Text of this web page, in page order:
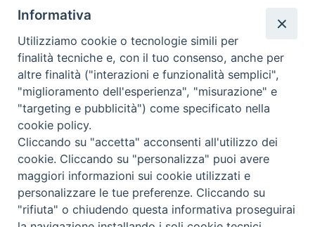
via Bonporti, 20 – 35141 Padova
tel: +39 351 619 2354
e mail:ufficiovocazionipadova@gmail.com
sede: Casa Sant'Andrea
via Valmarana, 20 – 35133 Padova
instagram:@casasantandreapadova
e mail:casasantandreapadova@gmail.com
Copyright© ChiesadiPadova2022 Privacy Policy
Informativa
Utilizziamo cookie o tecnologie simili per
finalità tecniche e, con il tuo consenso, anche per
altre finalità ("interazioni e funzionalità semplici",
"miglioramento dell'esperienza", "misurazione" e
"targeting e pubblicità") come specificato nella
cookie policy.
Cliccando su "accetta" acconsenti all'utilizzo dei
cookie. Cliccando su "personalizza" puoi avere
maggiori informazioni sui cookie utilizzati e
personalizzare le tue preferenze. Cliccando su
"rifiuta" o chiudendo questa informativa proseguirai